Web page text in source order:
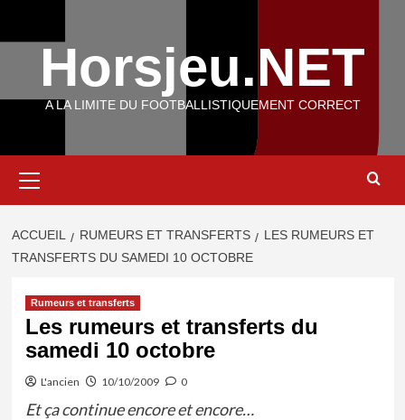
Horsjeu.NET
A LA LIMITE DU FOOTBALLISTIQUEMENT CORRECT
principal
ACCUEIL RUMEURS ET TRANSFERTS
LES RUMEURS ET
TRANSFERTS DU SAMEDI 10 OCTOBRE
Rumeurs et transferts
Les rumeurs et transferts du
samedi 10 octobre
L'ancien 10/10/2009 0
Et ça continue encore et encore…